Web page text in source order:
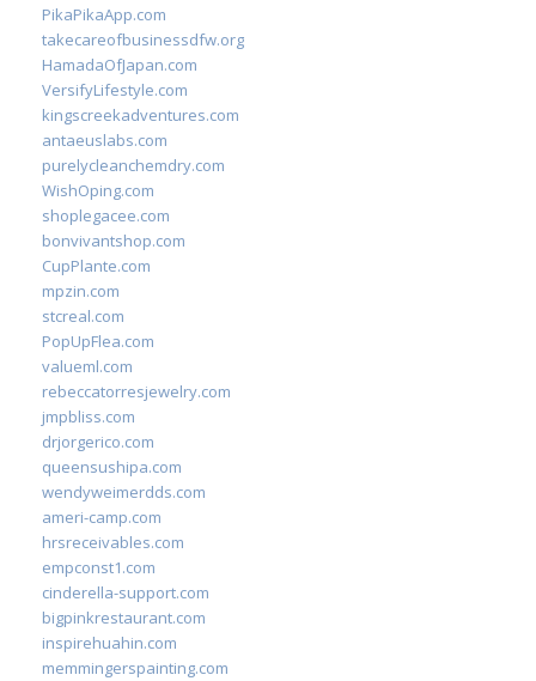
PikaPikaApp.com
takecareofbusinessdfw.org
HamadaOfJapan.com
VersifyLifestyle.com
kingscreekadventures.com
antaeuslabs.com
purelycleanchemdry.com
WishOping.com
shoplegacee.com
bonvivantshop.com
CupPlante.com
mpzin.com
stcreal.com
PopUpFlea.com
valueml.com
rebeccatorresjewelry.com
jmpbliss.com
drjorgerico.com
queensushipa.com
wendyweimerdds.com
ameri-camp.com
hrsreceivables.com
empconst1.com
cinderella-support.com
bigpinkrestaurant.com
inspirehuahin.com
memmingerspainting.com